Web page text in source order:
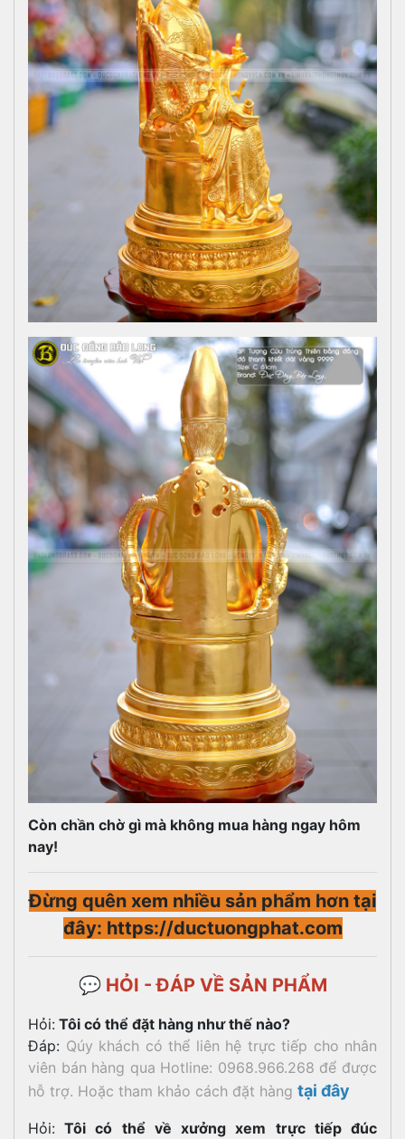
Còn chần chờ gì mà không mua hàng ngay hôm
nay!
Đừng quên xem nhiều sản phẩm hơn tại
đây: https://ductuongphat.com
💬 HỎI - ĐÁP VỀ SẢN PHẨM
Hỏi: Tôi có thể đặt hàng như thế nào?
Đáp: Qúy khách có thể liên hệ trực tiếp cho nhân
viên bán hàng qua Hotline: 0968.966.268 để được
hỗ trợ. Hoặc tham khảo cách đặt hàng tại đây
Hỏi: Tôi có thể về xưởng xem trực tiếp đúc